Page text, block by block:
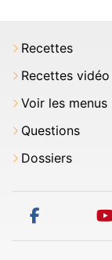
Recettes
Recettes vidéo
Voir les menus
Questions
Dossiers
facebook